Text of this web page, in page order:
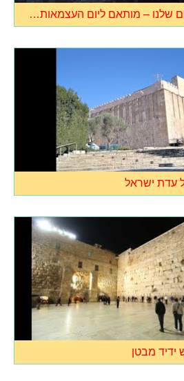
שלנו – מותאם ליום העצמאות…
עדת ישראל
ידיד מבטן